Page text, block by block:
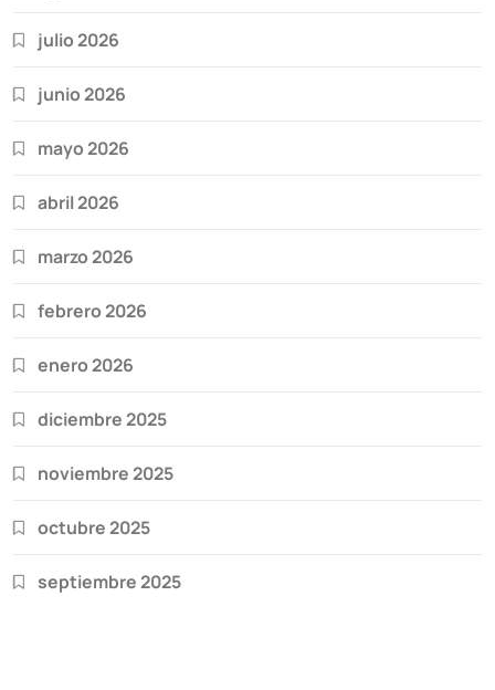
julio 2026
junio 2026
mayo 2026
abril 2026
marzo 2026
febrero 2026
enero 2026
diciembre 2025
noviembre 2025
octubre 2025
septiembre 2025